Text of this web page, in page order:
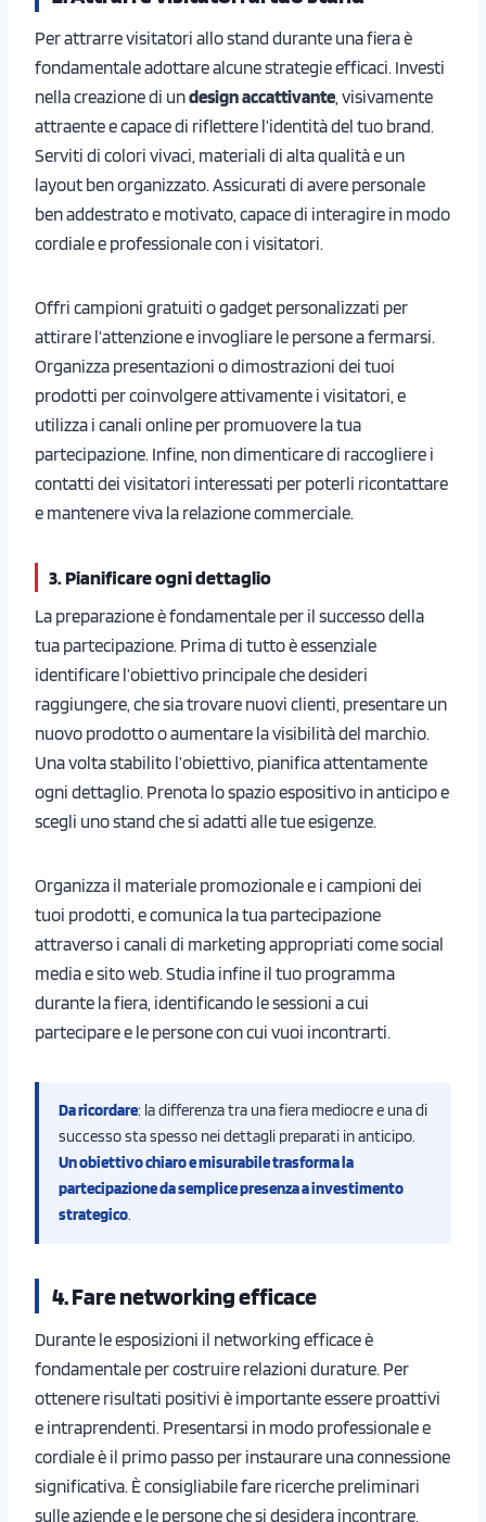
Per attrarre visitatori allo stand durante una fiera è
fondamentale adottare alcune strategie efficaci. Investi
nella creazione di undesign accattivante , visivamente
attraente e capace di riflettere l’identità del tuo brand.
Serviti di colori vivaci, materiali di alta qualità e un
layout ben organizzato. Assicurati di avere personale
ben addestrato e motivato, capace di interagire in modo
cordiale e professionale con i visitatori.
Offri campioni gratuiti o gadget personalizzati per
attirare l’attenzione e invogliare le persone a fermarsi.
Organizza presentazioni o dimostrazioni dei tuoi
prodotti per coinvolgere attivamente i visitatori, e
utilizza i canali online per promuovere la tua
partecipazione. Infine, non dimenticare di raccogliere i
contatti dei visitatori interessati per poterli ricontattare
e mantenere viva la relazione commerciale.
3. Pianificare ogni dettaglio
La preparazione è fondamentale per il successo della
tua partecipazione. Prima di tutto è essenziale
identificare l’obiettivo principale che desideri
raggiungere, che sia trovare nuovi clienti, presentare un
nuovo prodotto o aumentare la visibilità del marchio.
Una volta stabilito l’obiettivo, pianifica attentamente
ogni dettaglio. Prenota lo spazio espositivo in anticipo e
scegli uno stand che si adatti alle tue esigenze.
Organizza il materiale promozionale e i campioni dei
tuoi prodotti, e comunica la tua partecipazione
attraverso i canali di marketing appropriati come social
media e sito web. Studia infine il tuo programma
durante la fiera, identificando le sessioni a cui
partecipare e le persone con cui vuoi incontrarti.
Da ricordare: la differenza tra una fiera mediocre e una di
successo sta spesso nei dettagli preparati in anticipo.
Un obiettivo chiaro e misurabile trasforma la
partecipazione da semplice presenza a investimento
strategico.
4. Fare networking efficace
Durante le esposizioni il networking efficace è
fondamentale per costruire relazioni durature. Per
ottenere risultati positivi è importante essere proattivi
e intraprendenti. Presentarsi in modo professionale e
cordiale è il primo passo per instaurare una connessione
significativa. È consigliabile fare ricerche preliminari
sulle aziende e le persone che si desidera incontrare,